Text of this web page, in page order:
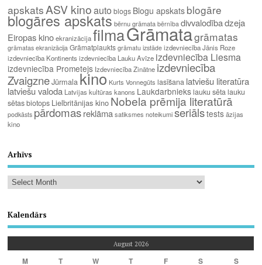
apskats ASV kinoauto blogs Blogu apskats blogāre
blogāres apskats bērnu grāmata bērnība divvalodībadzeja
Eiropas kino ekranizācija filmaGrāmatagrāmatas
grāmatas ekranizācija Grāmatplaukts grāmatu izstāde izdevniecība Jānis Roze
izdevniecība Kontinents izdevniecība Lauku Avīze izdevniecība Liesma
izdevniecība Prometejs Izdevniecība Zinātne izdevniecība
ZvaigzneJūrmala kino Kurts Vonnegūts lasīšana latviešu literatūra
latviešu valoda Latvijas kultūras kanons Laukdarbniekslauku sētalauku
sētas biotops Lielbritānijas kino Nobela prēmija literatūrā
podkāsts pārdomasreklāma satiksmes noteikumi seriālstests āzijas
kino
Arhīvs
Kalendārs
August 2026
M T W T F S S